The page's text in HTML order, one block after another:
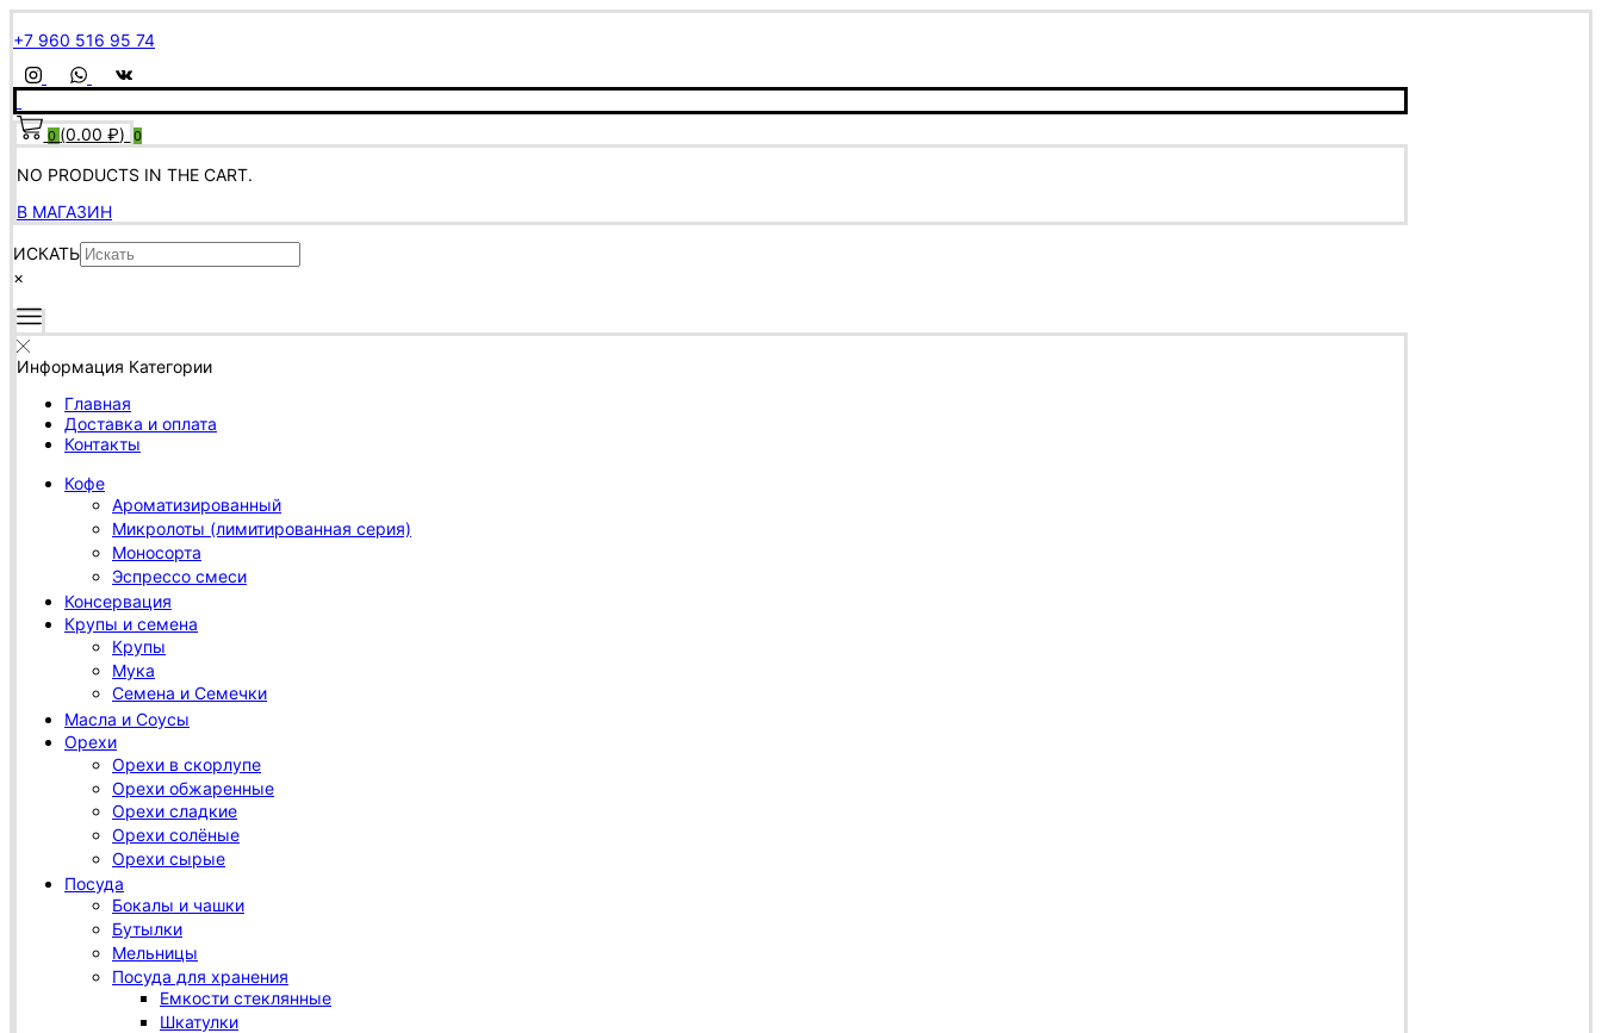
+7 960 516 95 74
0 (0.00₽) 0
NO PRODUCTS IN THE CART.
В МАГАЗИН
ИСКАТЬ
×
Информация Категории
Главная
Доставка и оплата
Контакты
Кофе
Ароматизированный
Микролоты (лимитированная серия)
Моносорта
Эспрессо смеси
Консервация
Крупы и семена
Крупы
Мука
Семена и Семечки
Масла и Соусы
Орехи
Орехи в скорлупе
Орехи обжаренные
Орехи сладкие
Орехи солёные
Орехи сырые
Посуда
Бокалы и чашки
Бутылки
Мельницы
Посуда для хранения
Емкости стеклянные
Шкатулки